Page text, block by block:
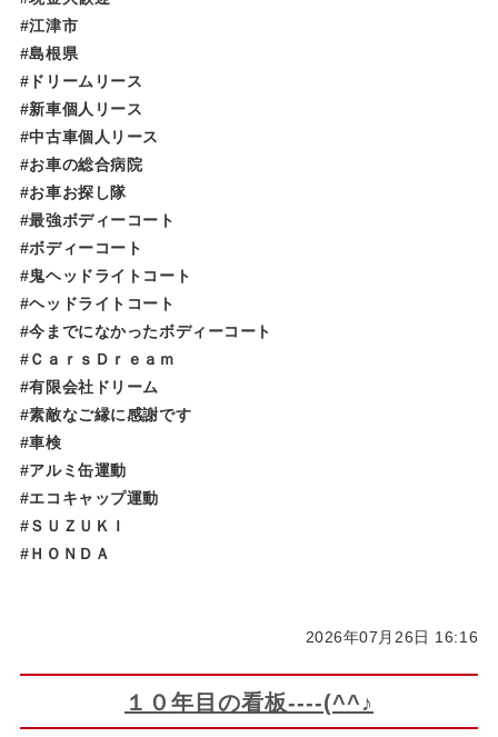
#江津市
#島根県
#ドリームリース
#新車個人リース
#中古車個人リース
#お車の総合病院
#お車お探し隊
#最強ボディーコート
#ボディーコート
#鬼ヘッドライトコート
#ヘッドライトコート
#今までになかったボディーコート
#ＣａｒｓＤｒｅａｍ
#有限会社ドリーム
#素敵なご縁に感謝です
#車検
#アルミ缶運動
#エコキャップ運動
#ＳＵＺＵＫＩ
#ＨＯＮＤＡ
2026年07月26日 16:16
１０年目の看板----(^^♪